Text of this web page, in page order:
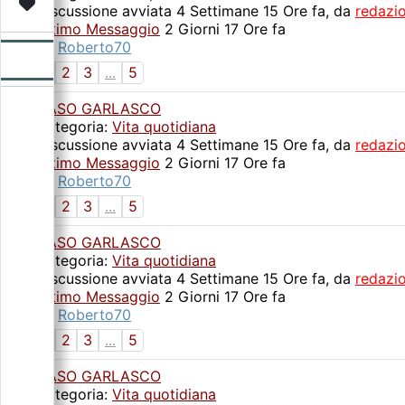
Video
Forum
Donazione
Discussione avviata 4 Settimane 15 Ore fa, da
Ultimo Messaggio 2 Giorni 17 Ore fa
da Roberto70
2 3 ...
5
CASO GARLASCO
Categoria: Vita quotidiana
Discussione avviata 4 Settimane 15 Ore fa, da
Ultimo Messaggio 2 Giorni 17 Ore fa
Roberto70
2 3 ...
5
CASO GARLASCO
Categoria: Vita quotidiana
Discussione avviata 4 Settimane 15 Ore fa, da
Ultimo Messaggio 2 Giorni 17 Ore fa
Roberto70
2 3 ...
5
CASO GARLASCO
Categoria: Vita quotidiana